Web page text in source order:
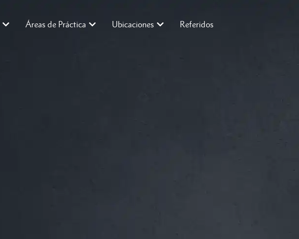
Áreas de Práctica Ubicaciones Referidos